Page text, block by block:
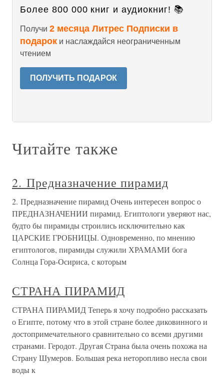
Более 800 000 книг и аудиокниг! 📚
Получи 2 месяца Литрес Подписки в
подарок и наслаждайся неограниченным
чтением
ПОЛУЧИТЬ ПОДАРОК
Читайте также
2. Предназначение пирамид
2. Предназначение пирамид Очень интересен вопрос о
ПРЕДНАЗНАЧЕНИИ пирамид. Египтологи уверяют нас,
будто бы пирамиды строились исключительно как
ЦАРСКИЕ ГРОБНИЦЫ. Одновременно, по мнению
египтологов, пирамиды служили ХРАМАМИ бога
Солнца Гора-Осириса, с которым
СТРАНА ПИРАМИД
СТРАНА ПИРАМИД Теперь я хочу подробно рассказать
о Египте, потому что в этой стране более диковинного и
достопримечательного сравнительно со всеми другими
странами. Геродот. Другая Страна была очень похожа на
Страну Шумеров. Большая река неторопливо несла свои
воды к